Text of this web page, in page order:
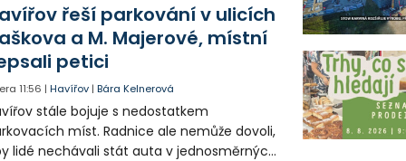
a místostarosta David Kula.
řeší parkování v ulicích
a M. Majerové, místní
petici
11:56 |Havířov |Bára Kelnerová
stále bojuje s nedostatkem
míst. Radnice ale nemůže dovoli,
lidé nechávali stát auta v jednosměrných